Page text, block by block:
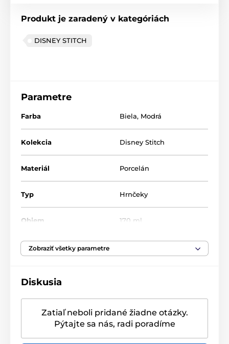
Produkt je zaradený v kategóriách
DISNEY STITCH
Parametre
Farba Biela, Modrá
Kolekcia Disney Stitch
Materiál Porcelán
Typ Hrnčeky
Objem 170 ml
Hmotnosť
rúry
Vhodný do umývačky
áno
Zobraziť všetky parametre
Diskusia
Zatiaľ neboli pridané žiadne otázky.
Pýtajte sa nás, radi poradíme